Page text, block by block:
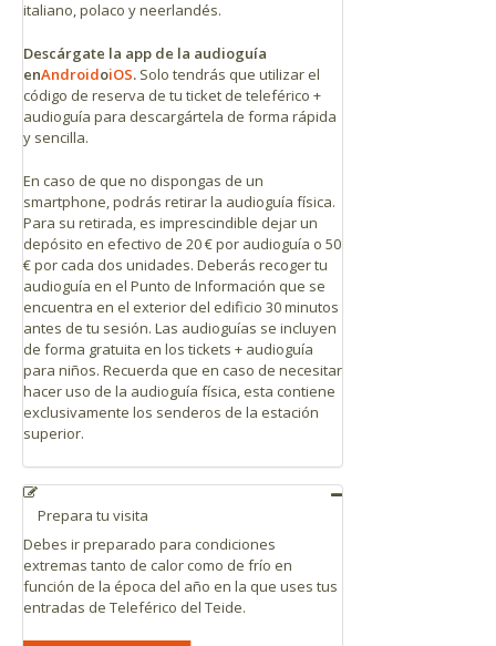
italiano, polaco y neerlandés.
Descárgate la app de la audioguía
enAndroidoiOS. Solo tendrás que utilizar el
código de reserva de tu ticket de teleférico +
audioguía para descargártela de forma rápida
y sencilla.
En caso de que no dispongas de un
smartphone, podrás retirar la audioguía física.
Para su retirada, es imprescindible dejar un
depósito en efectivo de 20 € por audioguía o 50
€ por cada dos unidades. Deberás recoger tu
audioguía en el Punto de Información que se
encuentra en el exterior del edificio 30 minutos
antes de tu sesión. Las audioguías se incluyen
de forma gratuita en los tickets + audioguía
para niños. Recuerda que en caso de necesitar
hacer uso de la audioguía física, esta contiene
exclusivamente los senderos de la estación
superior.
Prepara tu visita
Debes ir preparado para condiciones
extremas tanto de calor como de frío en
función de la época del año en la que uses tus
entradas de Teleférico del Teide.